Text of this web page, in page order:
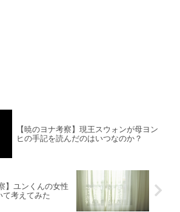
【暁のヨナ考察】現王スウォンが母ヨン
ヒの手記を読んだのはいつなのか？
】ユンくんの女性
て考えてみた